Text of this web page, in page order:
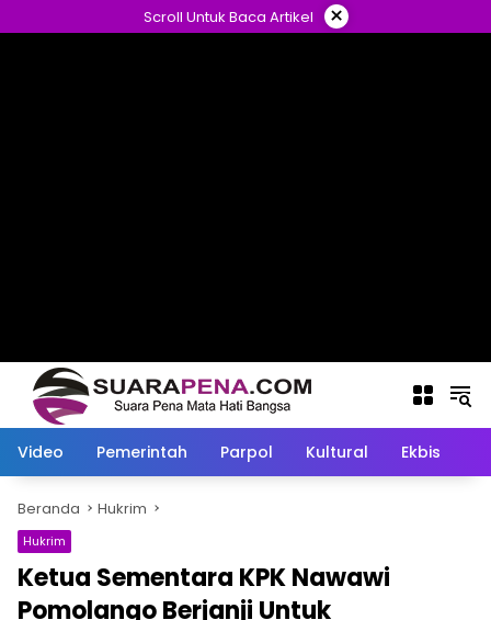
ke
Scroll Untuk Baca Artikel ×
Video Pemerintah Parpol Kultural Ekbis
Beranda Hukrim
Hukrim
Ketua Sementara KPK Nawawi
Pomolango Berjanji Untuk